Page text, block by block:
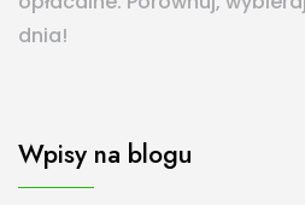
dnia!
Wpisy na blogu